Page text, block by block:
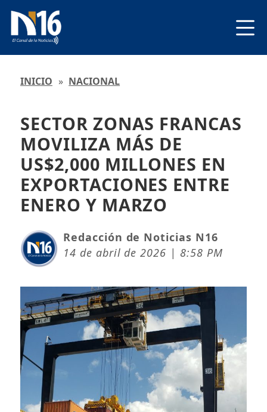
INICIO » NACIONAL
SECTOR ZONAS FRANCAS
MOVILIZA MÁS DE
US$2,000 MILLONES EN
EXPORTACIONES ENTRE
ENERO Y MARZO
Redacción de Noticias N16
14 de abril de 2026 | 8:58 PM